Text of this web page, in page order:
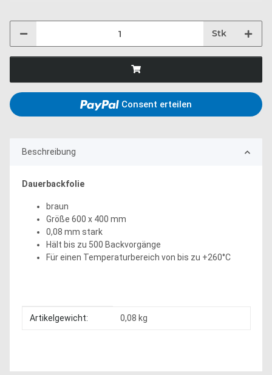
Stk
Consent erteilen
Beschreibung
Dauerbackfolie
braun
Größe 600 x 400 mm
0,08 mm stark
Hält bis zu 500 Backvorgänge
Für einen Temperaturbereich von bis zu +260°C
Produkteigenschaft
Wert
Artikelgewicht: 0,08 kg